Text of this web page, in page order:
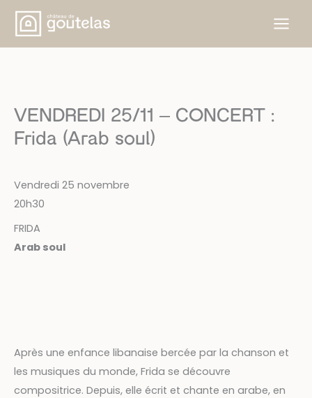
Aller
contenu
VENDREDI 25/11 – CONCERT :
Frida (Arab soul)
Vendredi 25 novembre
20h30
FRIDA
Arab soul
Après une enfance libanaise bercée par la chanson et
les musiques du monde, Frida se découvre
compositrice. Depuis, elle écrit et chante en arabe, en